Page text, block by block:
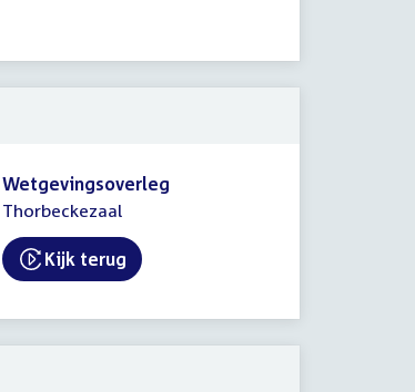
Wetgevingsoverleg
Thorbeckezaal
External link:
Kijk terug